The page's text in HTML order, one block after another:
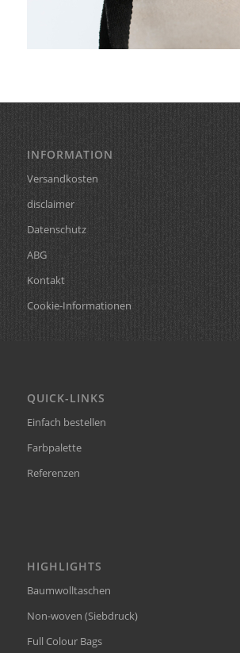
INFORMATION
Versandkosten
disclaimer
Datenschutz
ABG
Kontakt
Cookie-Informationen
QUICK-LINKS
Einfach bestellen
Farbpalette
Referenzen
HIGHLIGHTS
Baumwolltaschen
Non-woven (Siebdruck)
Full Colour Bags